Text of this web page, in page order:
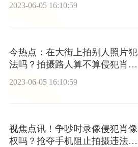
2023-06-05 16:10:59
今热点：在大街上拍别人照片犯
法吗？拍摄路人算不算侵犯肖像
2023-06-05 16:10:59
视焦点讯！争吵时录像侵犯肖像
权吗？抢夺手机阻止拍摄违法